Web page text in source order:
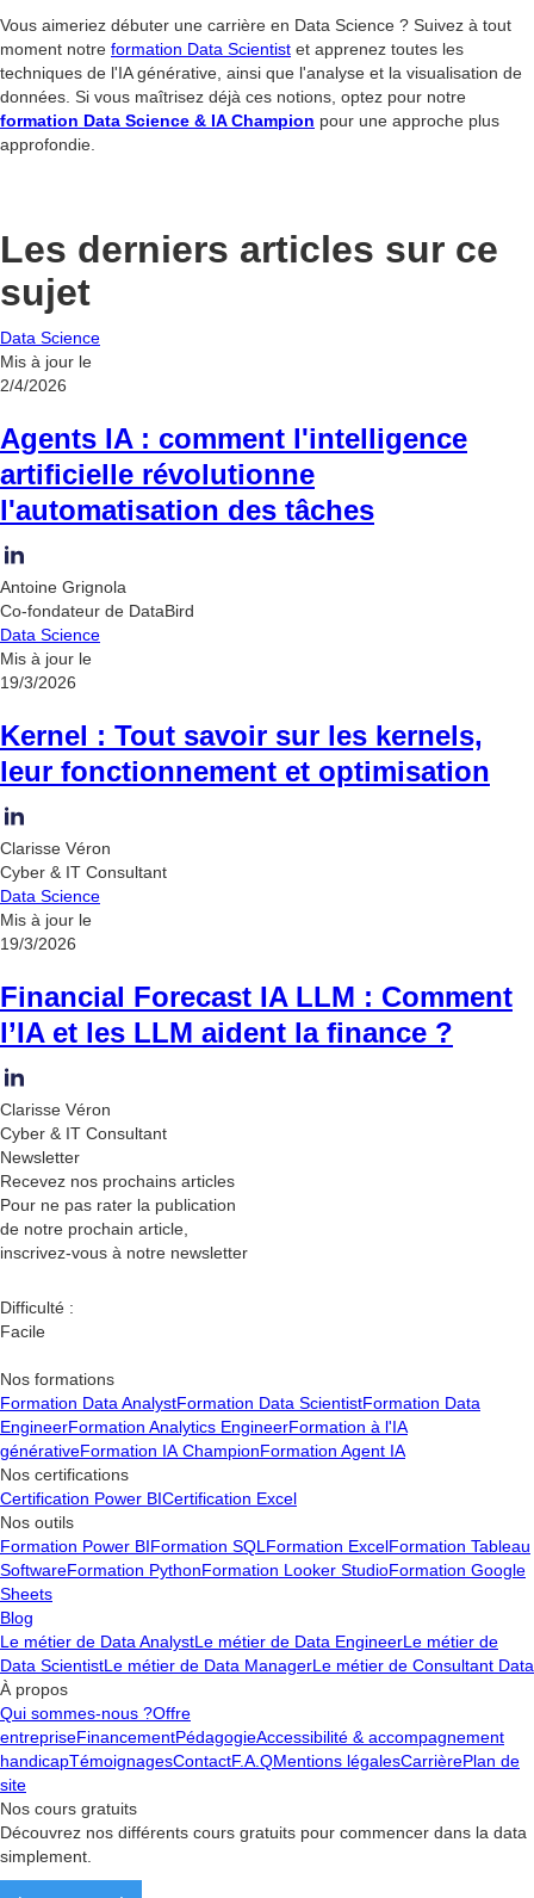
Vous aimeriez débuter une carrière en Data Science ? Suivez à tout
moment notre formation Data Scientist et apprenez toutes les
techniques de l'IA générative, ainsi que l'analyse et la visualisation de
données. Si vous maîtrisez déjà ces notions, optez pour notre
formation Data Science & IA Champion pour une approche plus
approfondie.
Les derniers articles sur ce
sujet
Data Science
Mis à jour le
2/4/2026
Agents IA : comment l'intelligence
artificielle révolutionne
l'automatisation des tâches
Antoine Grignola
Co-fondateur de DataBird
Data Science
Mis à jour le
19/3/2026
Kernel : Tout savoir sur les kernels,
leur fonctionnement et optimisation
Clarisse Véron
Cyber & IT Consultant
Data Science
Mis à jour le
19/3/2026
Financial Forecast IA LLM : Comment
l’IA et les LLM aident la finance ?
Clarisse Véron
Cyber & IT Consultant
Newsletter
Recevez nos prochains articles
Pour ne pas rater la publication
de notre prochain article,
inscrivez-vous à notre newsletter
Difficulté :
Facile
Nos formations
Formation Data AnalystFormation Data ScientistFormation Data
EngineerFormation Analytics EngineerFormation à l'IA
générativeFormation IA ChampionFormation Agent IA
Nos certifications
Certification Power BICertification Excel
Nos outils
Formation Power BIFormation SQL Formation ExcelFormation Tableau
SoftwareFormation PythonFormation Looker StudioFormation Google
Sheets
Blog
Le métier de Data AnalystLe métier de Data EngineerLe métier de
Data ScientistLe métier de Data ManagerLe métier de Consultant Data
À propos
Qui sommes-nous ?Offre
entrepriseFinancementPédagogieAccessibilité & accompagnement
handicapTémoignagesContactF.A.QMentions légalesCarrièrePlan de
site
Nos cours gratuits
Découvrez nos différents cours gratuits pour commencer dans la data
simplement.